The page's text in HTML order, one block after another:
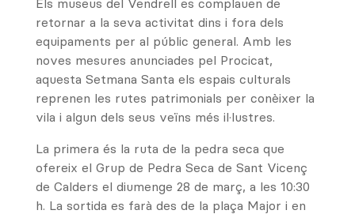
retornar a la seva activitat dins i fora dels
equipaments per al públic general. Amb les
noves mesures anunciades pel Procicat,
aquesta Setmana Santa els espais culturals
reprenen les rutes patrimonials per conèixer la
vila i algun dels seus veïns més il·lustres.
La primera és la ruta de la pedra seca que
ofereix el Grup de Pedra Seca de Sant Vicenç
de Calders el diumenge 28 de març, a les 10:30
h. La sortida es farà des de la plaça Major i en